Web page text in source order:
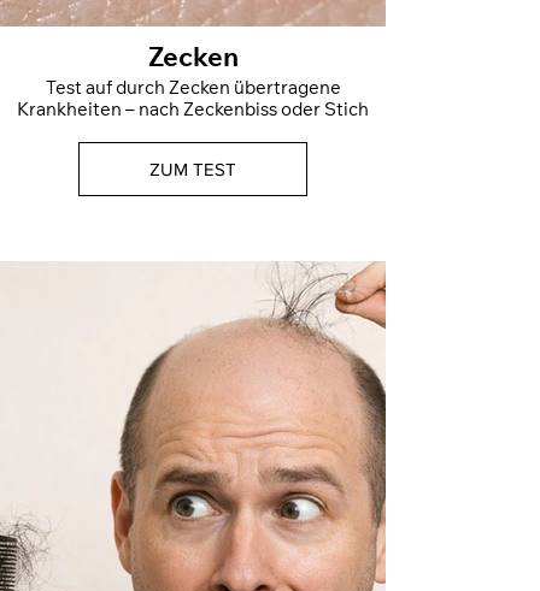
Zecken
Test auf durch Zecken übertragene
Krankheiten – nach Zeckenbiss oder Stich
ZUM TEST